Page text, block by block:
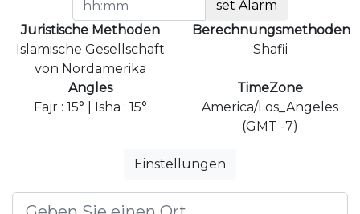
set Alarm
Juristische Methoden
Islamische Gesellschaft
von Nordamerika
Berechnungsmethoden
Shafii
Angles
Fajr : 15° | Isha : 15°
TimeZone
America/Los_Angeles
(GMT -7)
Einstellungen